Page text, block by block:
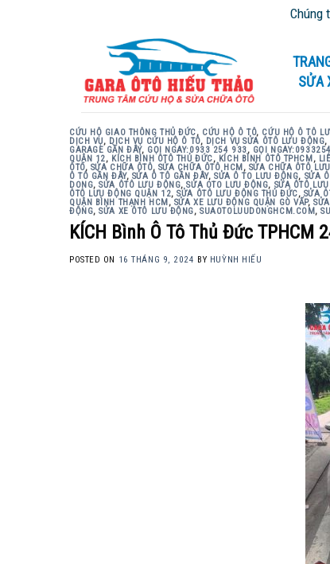
Chúng tôi
SỬA
CỨU HỘ GIAO THÔNG THỦ ĐỨC, CỨU HỘ Ô TÔ, CỨU HỘ Ô TÔ
DỊCH VỤ, DỊCH VỤ CỨU HỘ Ô TÔ, DỊCH VỤ SỬA ÔTÔ LƯU ĐỘNG,
GARAGE GẦN ĐÂY, GỌI NGAY:0933 254 933, GỌI
QUẬN 12, KÍCH BÌNH ÔTÔ THỦ ĐỨC, KÍCH BÌNH ÔTÔ TPHCM,
ÔTÔ, SỬA CHỮA ÔTÔ, SỬA CHỮA ÔTÔ HCM, SỬA CHỮA ÔTÔ
Ô TÔ GẦN ĐÂY, SỬA Ô TÔ GẦN ĐÂY, SỬA Ô TO LƯU ĐỘNG, SỬA
DONG,SỬA ÔTÔ LƯU ĐỘNG,SỬA OTO LƯU ĐỘNG, SỬA ÔTÔ
ÔTÔ LƯU ĐỘNG QUẬN 12,SỬA ÔTÔ LƯU ĐỘNG THỦ ĐỨC,SỬA
QUẬN BÌNH THẠNH HCM, SỬA XE LƯU ĐỘNG QUẬN GÒ VẤP,
ĐỘNG,SỬA XE ÔTÔ LƯU ĐỘNG,SUAOTOLUUDONGHCM.COM,
KÍCH Bình Ô Tô Thủ Đức TPHCM
POSTED ON 16 THÁNG 9, 2024 BY HUỲNH HIẾU